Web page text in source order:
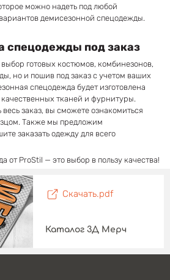
можно надеть под любой
демисезонной спецодежды.
спецодежды под заказ
готовых костюмов, комбинезонов,
но и пошив под заказ с учетом ваших
спецодежда будет изготовлена
качественных тканей и фурнитуры.
заказ, вы сможете ознакомиться
Также мы предложим
заказать одежду для всего
от ProStil — это выбор в пользу качества!
Скачать.pdf
Каталог 3Д Мерч